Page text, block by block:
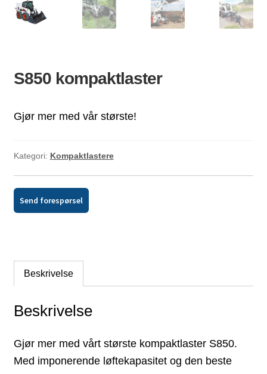
S850 kompaktlaster
Gjør mer med vår største!
Kategori: Kompaktlastere
Send forespørsel
Beskrivelse
Beskrivelse
Gjør mer med vårt største kompaktlaster S850.
Med imponerende løftekapasitet og den beste